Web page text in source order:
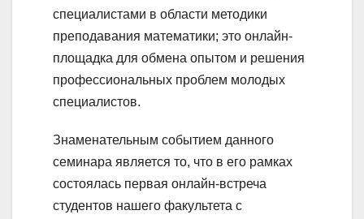
специалистами в области методики
преподавания математики; это онлайн-
площадка для обмена опытом и решения
профессиональных проблем молодых
специалистов.
Знаменательным событием данного
семинара является то, что в его рамках
состоялась первая онлайн-встреча
студентов нашего факультета с